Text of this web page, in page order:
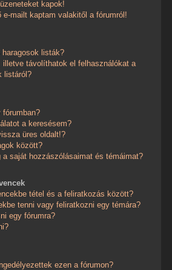
kapok!
e-mailt kaptam valakitől a fórumról!
listák?
illetve távolíthatok el felhasználókat a
listáról?
fórumban?
a keresésem?
üres oldalt!?
között?
a saját hozzászólásaimat és témáimat?
tétel és a feliratkozás között?
tenni vagy feliratkozni egy témára?
egy fórumra?
ezen a fórumon?